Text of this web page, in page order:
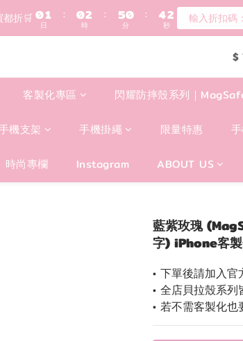
會員滿$1200超取免運 - 輸入折扣碼：DEAR20
折🛒 01
0
日
:
02
1
時
:
5
4
1
0
0
分
:
4
3
0
0
秒 輸入折扣碼
會員滿$1200超取免運 - 輸入折扣碼：DEAR20
$
客製化專區 閃耀防摔殼系列｜
機支架 手機掛繩 限量特惠
時尚專欄 Instagram ABOUT US
藍紫玫瑰
字) iPhone客
• 下單後請加入
• 全店貝拉殼系
• 若不需客製化也